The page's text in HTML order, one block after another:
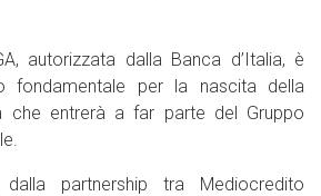
autorizzata dalla Banca d’Italia, è
fondamentale per la nascita della
che entrerà a far parte del Gruppo
dalla partnership tra Mediocredito